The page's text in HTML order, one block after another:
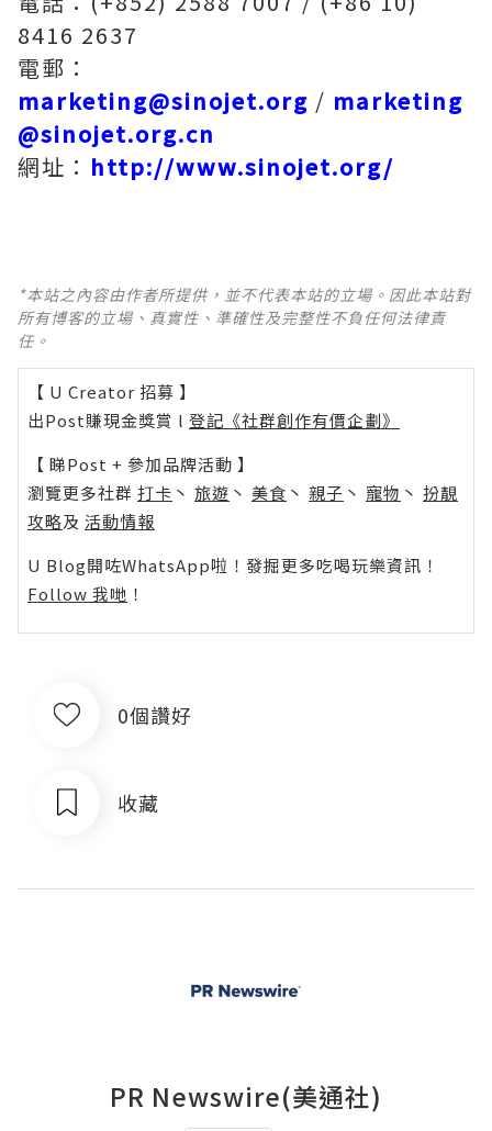
8416 2637
電郵：
marketing@sinojet.org / marketing
@sinojet.org.cn
網址： http://www.sinojet.org/
*本站之內容由作者所提供，並不代表本站的立場。因此本站對
所有博客的立場、真實性、準確性及完整性不負任何法律責
任。
【 U Creator 招募 】
出Post賺現金獎賞 l 登記《社群創作有價企劃》
【 睇Post + 參加品牌活動 】
瀏覽更多社群 打卡 丶 旅遊 丶 美食 丶 親子 丶 寵物 丶 扮靚
攻略及 活動情報
U Blog開咗WhatsApp啦！發掘更多吃喝玩樂資訊！
Follow 我哋 ！
0個讚好
收藏
PR Newswire(美通社)